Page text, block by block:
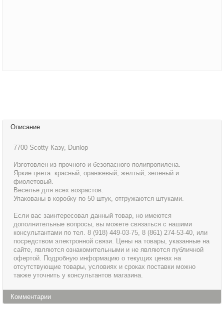
Описание
7700 Scotty Казу, Dunlop
Изготовлен из прочного и безопасного полипропилена.
Яркие цвета: красный, оранжевый, желтый, зеленый и
фиолетовый.
Веселье для всех возрастов.
Упакованы в коробку по 50 штук, отгружаются штуками.
Если вас заинтересовал данный товар, но имеются
дополнительные вопросы, вы можете связаться с нашими
консультантами по тел. 8 (918) 449-03-75, 8 (861) 274-53-40, или
посредством электронной связи. Цены на товары, указанные на
сайте, являются ознакомительными и не являются публичной
офертой. Подробную информацию о текущих ценах на
отсутствующие товары, условиях и сроках поставки можно
также уточнить у консультантов магазина.
Комментарии